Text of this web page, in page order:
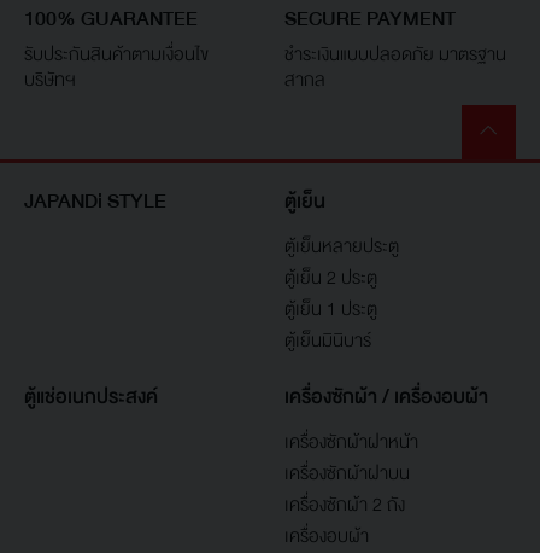
100% GUARANTEE
รับประกันสินค้าตามเงื่อนไข
บริษัทฯ
SECURE PAYMENT
ชำระเงินแบบปลอดภัย มาตรฐาน
สากล
JAPANDi STYLE ตู้เย็น
ตู้เย็นหลายประตู
ตู้เย็น 2 ประตู
ตู้เย็น 1 ประตู
ตู้เย็นมินิบาร์
ตู้แช่อเนกประสงค์ เครื่องซักผ้า / เครื่องอบผ้า
เครื่องซักผ้าฝาหน้า
เครื่องซักผ้าฝาบน
เครื่องซักผ้า 2 ถัง
เครื่องอบผ้า